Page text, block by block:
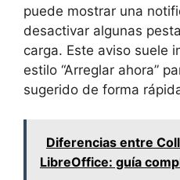
puede mostrar una
desactivar algunas
carga. Este aviso suele
estilo “Arreglar ahora”
sugerido de forma
Diferencias entre
LibreOffice: guía